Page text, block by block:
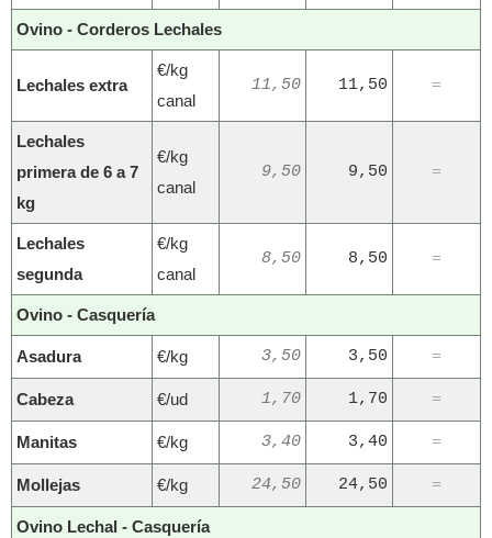
Ovino - Corderos Lechales
Lechales extra
€/kg
canal
11,50 11,50 =
Lechales
primera de 6 a 7
kg
€/kg
canal
9,50 9,50 =
Lechales
segunda
€/kg
canal
8,50 8,50 =
Ovino - Casquería
Asadura €/kg 3,50 3,50 =
Cabeza €/ud 1,70 1,70 =
Manitas €/kg 3,40 3,40 =
Mollejas €/kg 24,50 24,50 =
Ovino Lechal - Casquería